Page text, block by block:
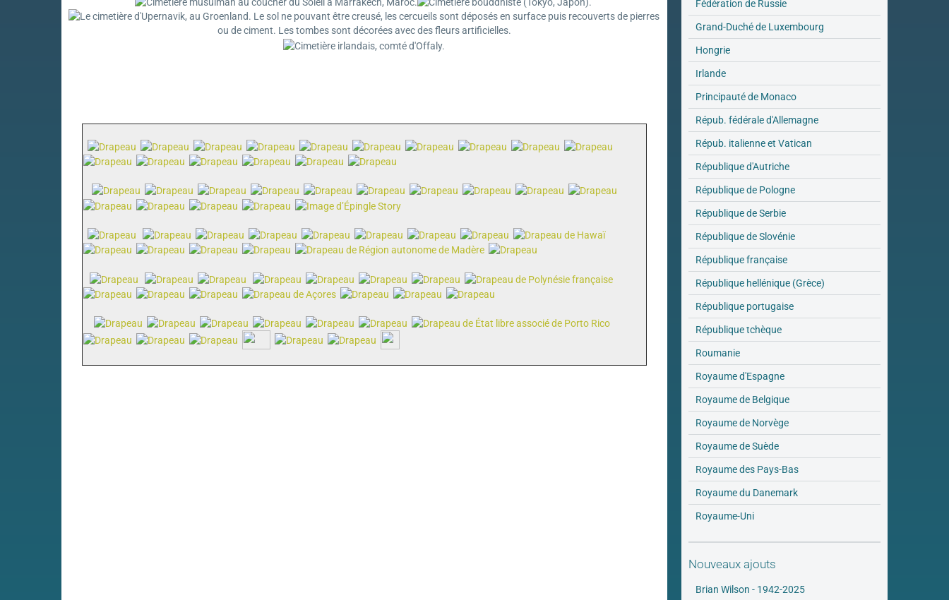
Fédération de Russie
Grand-Duché de Luxembourg
Hongrie
Irlande
Principauté de Monaco
Répub. fédérale d'Allemagne
Répub. italienne et Vatican
République d'Autriche
République de Pologne
République de Serbie
République de Slovénie
République française
République hellénique (Grèce)
République portugaise
République tchèque
Roumanie
Royaume d'Espagne
Royaume de Belgique
Royaume de Norvège
Royaume de Suède
Royaume des Pays-Bas
Royaume du Danemark
Royaume-Uni
Nouveaux ajouts
Brian Wilson - 1942-2025